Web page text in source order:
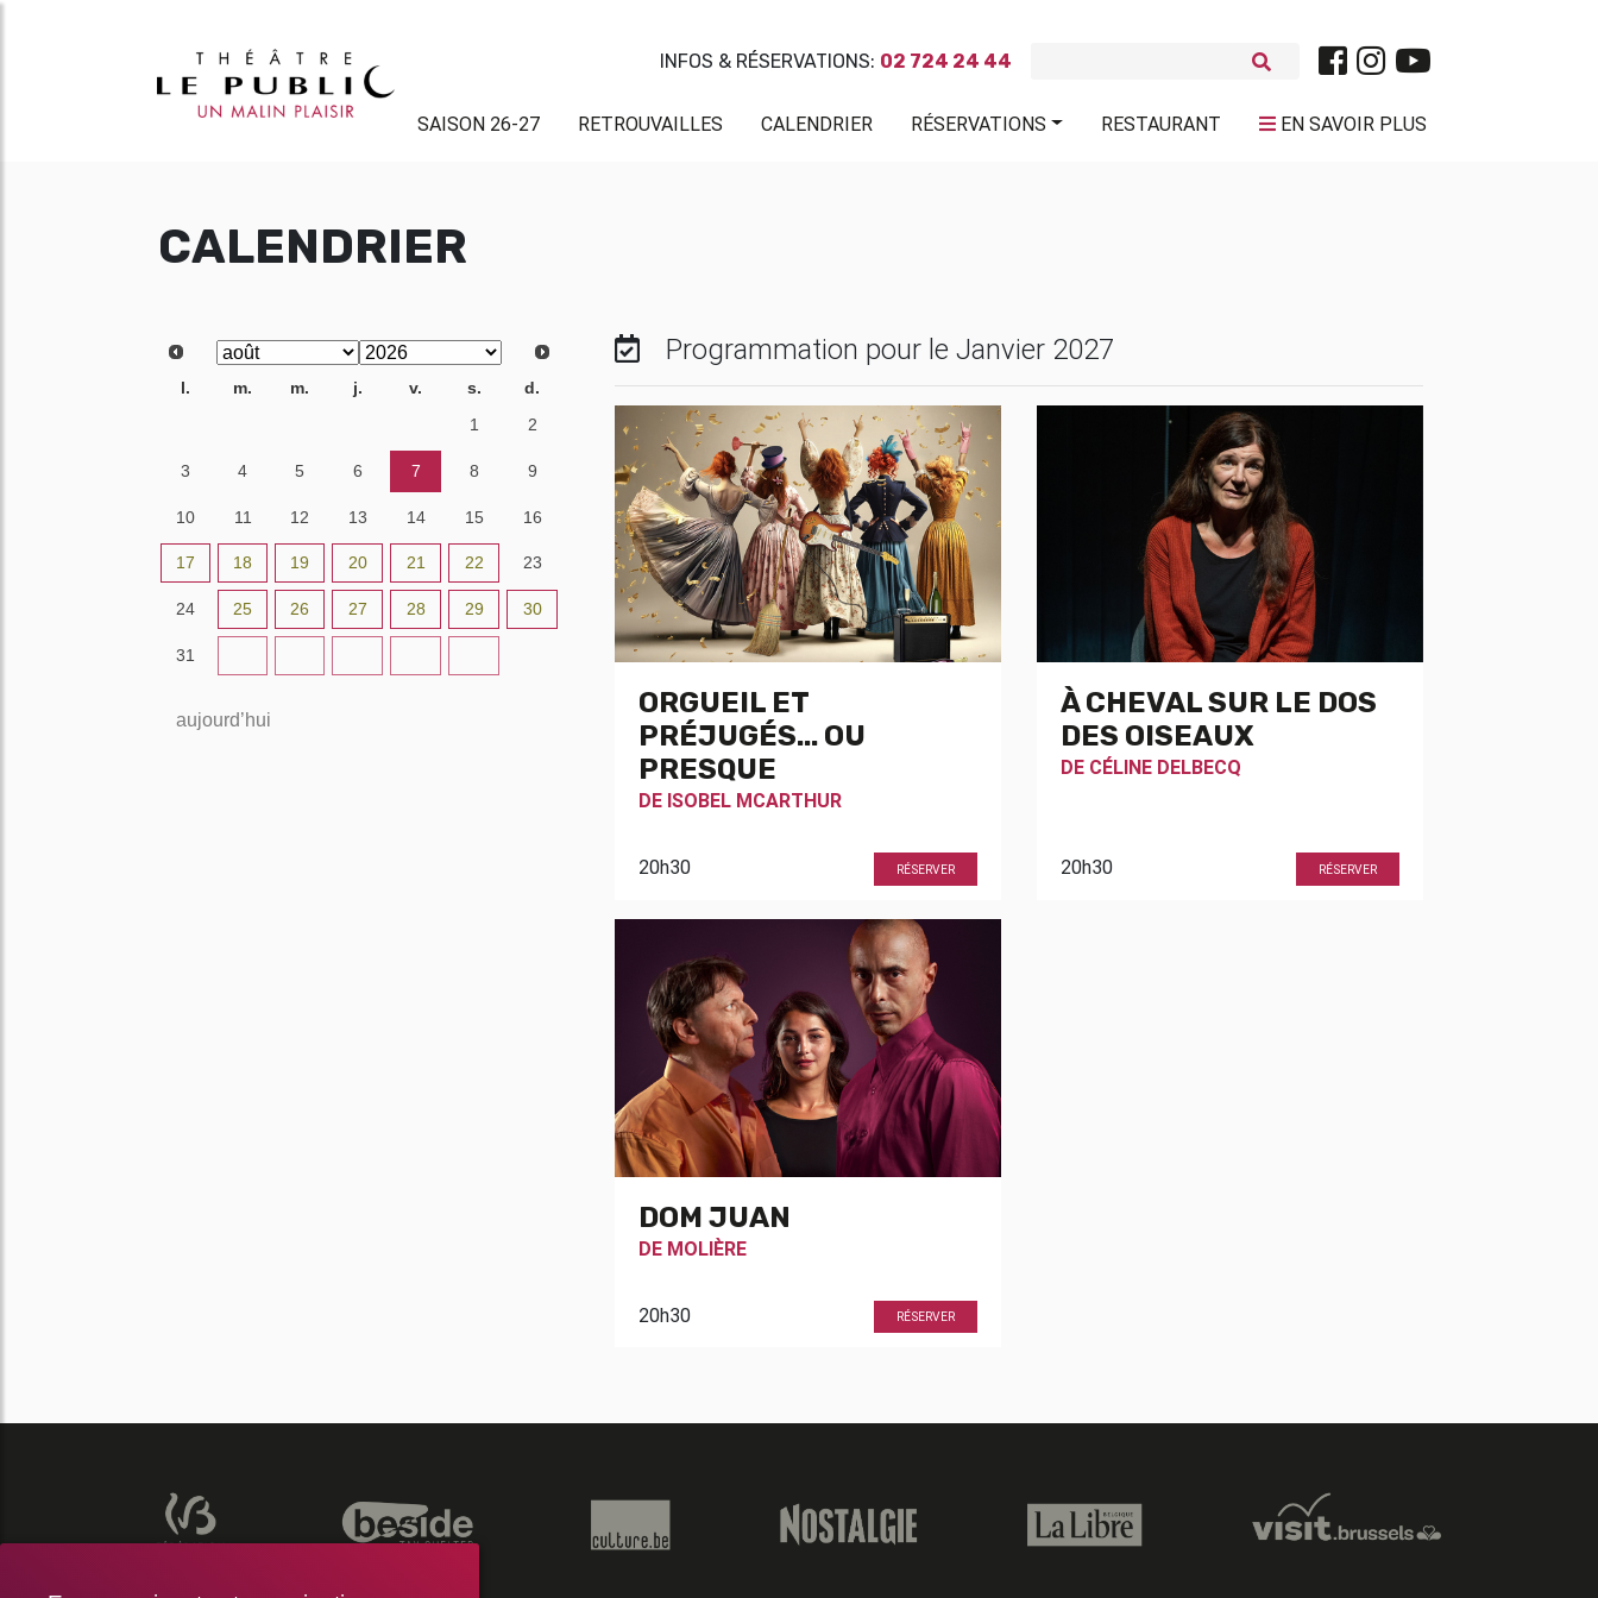
INFOS & RÉSERVATIONS: 02 724 24 44
SAISON 26-27 RETROUVAILLES CALENDRIER RÉSERVATIONS RESTAURANT EN SAVOIR PLUS
CALENDRIER
l. m. m. j. v. s.
d.
1 2
3 4 5 6 7 8 9
10 11 12 13 14 15 16
17 18 19 20 21 22 23
24 25 26 27 28 29 30
31
aujourd’hui
Programmation pour le Janvier 2027
ORGUEIL ET
PRÉJUGÉS... OU
PRESQUE
DE ISOBEL MCARTHUR
20h30 RÉSERVER
À CHEVAL SUR LE DOS
DES OISEAUX
DE CÉLINE DELBECQ
20h30 RÉSERVER
DOM JUAN
DE MOLIÈRE
20h30 RÉSERVER